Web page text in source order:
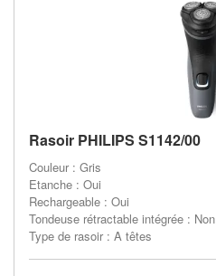
Rasoir PHILIPS S1142/00
Couleur : Gris
Etanche : Oui
Rechargeable : Oui
Tondeuse rétractable intégrée : Non
Type de rasoir : A têtes